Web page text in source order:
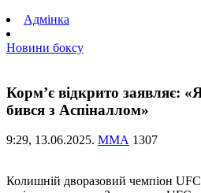
Адмінка
Новини боксу
Корм’є відкрито заявляє:
бився з Аспіналлом»
9:29, 13.06.2025. ММА 1307
Колишній дворазовий чемпіон UFC